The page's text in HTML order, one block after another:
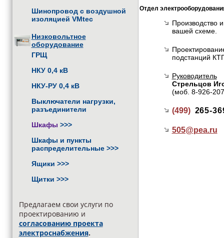
Шинопровод с воздушной
изоляцией VMtec
Низковольтное
оборудование
ГРЩ
НКУ 0,4 кВ
НКУ-РУ 0,4 кВ
Выключатели нагрузки,
разъединители
Шкафы >>>
Шкафы и пункты
распределительные >>>
Ящики >>>
Щитки >>>
Предлагаем свои услуги по
проектированию и
согласованию проекта
электроснабжения.
Отдел
Производство
вашей схеме.
подстанций
Руководитель
Стрельцов
(моб. 8-926-
(499) 265-
505@pea.ru